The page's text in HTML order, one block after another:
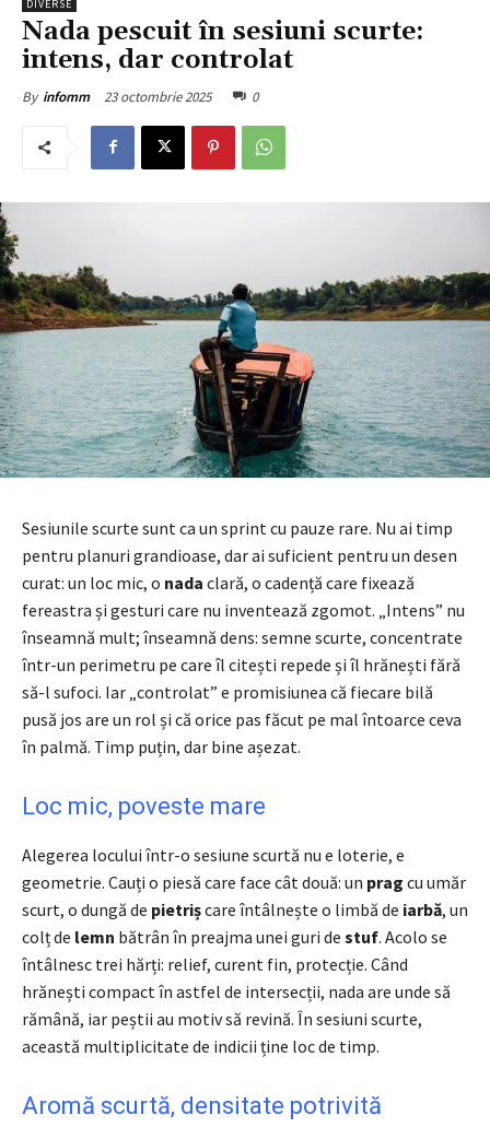
DIVERSE
Nada pescuit în sesiuni scurte:
intens, dar controlat
By infomm 23 octombrie 2025 0
Sesiunile scurte sunt ca un sprint cu pauze rare. Nu ai timp
pentru planuri grandioase, dar ai suficient pentru un desen
curat: un loc mic, o nada clară, o cadență care fixează
fereastra și gesturi care nu inventează zgomot. „Intens” nu
înseamnă mult; înseamnă dens: semne scurte, concentrate
într-un perimetru pe care îl citești repede și îl hrănești fără
să-l sufoci. Iar „controlat” e promisiunea că fiecare bilă
pusă jos are un rol și că orice pas făcut pe mal întoarce ceva
în palmă. Timp puțin, dar bine așezat.
Loc mic, poveste mare
Alegerea locului într-o sesiune scurtă nu e loterie, e
geometrie. Cauți o piesă care face cât două: un prag cu umăr
scurt, o dungă de pietrișcare întâlnește o limbă de iarbă, un
colț de lemn bătrân în preajma unei guri de stuf. Acolo se
întâlnesc trei hărți: relief, curent fin, protecție. Când
hrănești compact în astfel de intersecții, nada are unde să
rămână, iar peștii au motiv să revină. În sesiuni scurte,
această multiplicitate de indicii ține loc de timp.
Aromă scurtă, densitate potrivită